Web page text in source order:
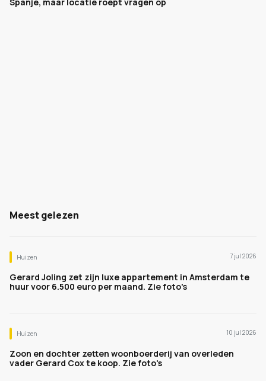
Meest gelezen
Huizen 7 jul 2026
Gerard Joling zet zijn luxe appartement in Amsterdam te
huur voor 6.500 euro per maand. Zie foto's
Huizen 10 jul 2026
Zoon en dochter zetten woonboerderij van overleden
vader Gerard Cox te koop. Zie foto's